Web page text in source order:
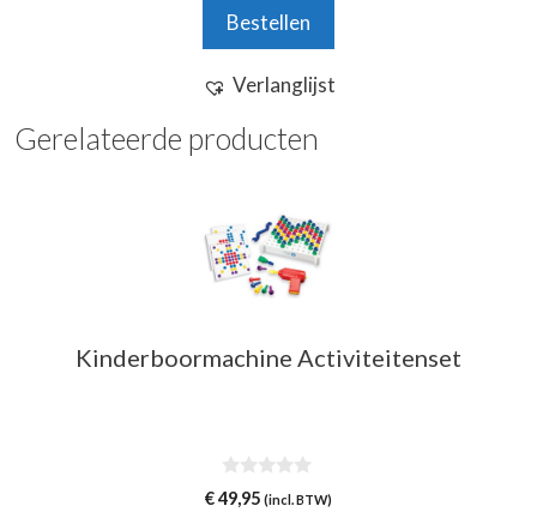
5Bestellen
Verlanglijst
Gerelateerde producten
Kinderboormachine Activiteitenset
0
v
€49,95 (incl. BTW)